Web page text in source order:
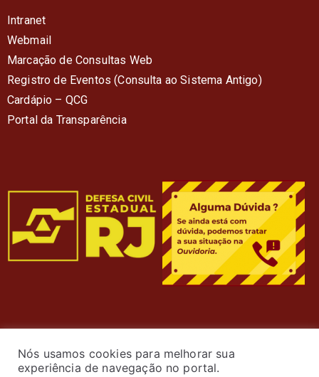
Intranet
Webmail
Marcação de Consultas Web
Registro de Eventos (Consulta ao Sistema Antigo)
Cardápio – QCG
Portal da Transparência
Nós usamos cookies para melhorar sua
experiência de navegação no portal.